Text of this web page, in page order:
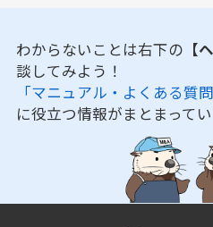
わからないことは右下の 【
談してみよう！
「マニュアル・よくある質問
に役立つ情報がまとまってい